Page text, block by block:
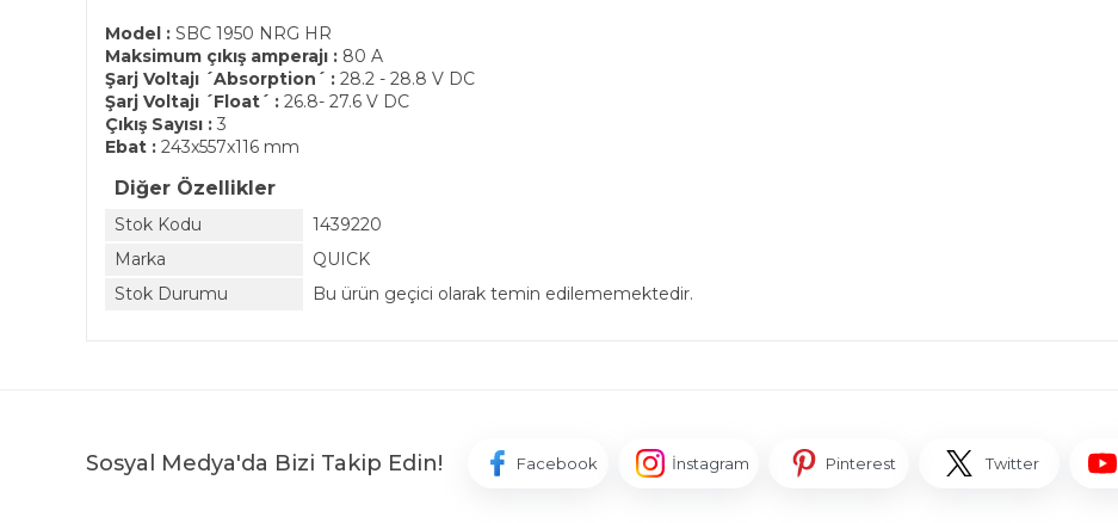
Model : SBC 1950 NRG HR
Maksimum çıkış amperajı : 80 A
Şarj Voltajı ´Absorption´ : 28.2 - 28.8 V DC
Şarj Voltajı ´Float´ : 26.8- 27.6 V DC
Çıkış Sayısı : 3
Ebat : 243x557x116 mm
Diğer Özellikler
Stok Kodu
1439220
Marka
QUICK
Stok Durumu
Bu ürün geçici olarak temin edilememektedir.
Sosyal Medya'da Bizi Takip Edin! Facebook İnstagram Pinterest Twitter